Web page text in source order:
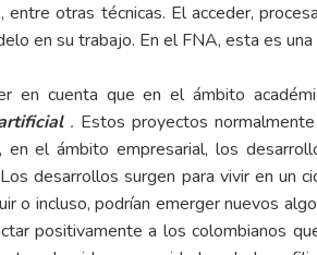
entre otras técnicas. El acceder,
en su trabajo. En el FNA, esta es
en cuenta que en el ámbito
. Estos proyectos
en el ámbito empresarial, los
desarrollos surgen para vivir en un
o incluso, podrían emerger nuevos
positivamente a los colombianos